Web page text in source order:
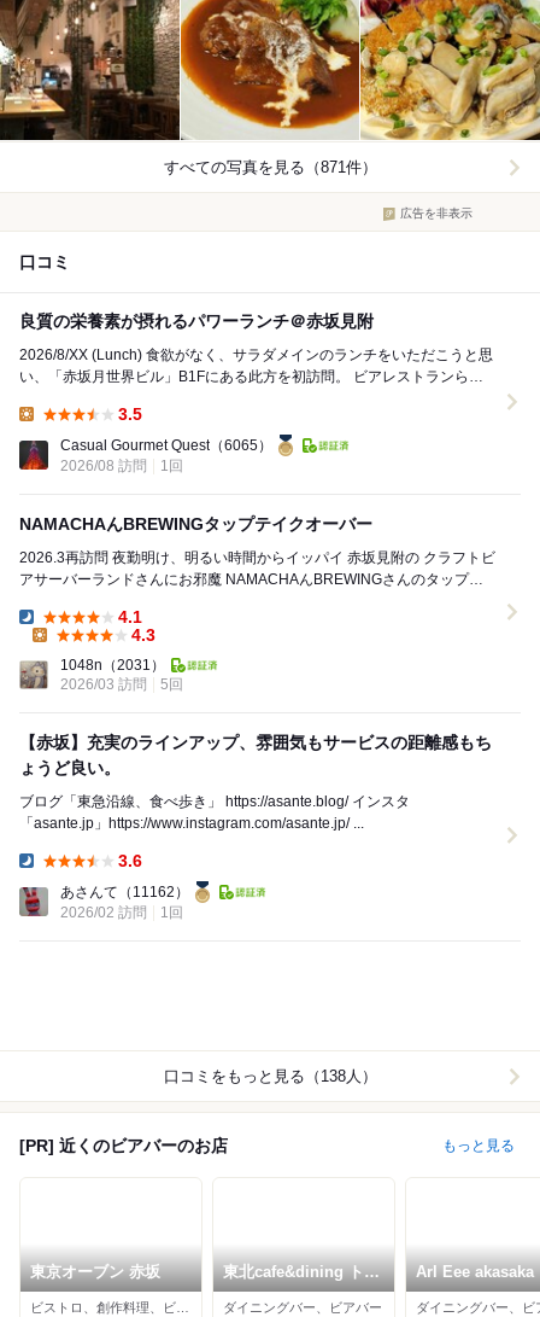
すべての写真を見る（871件）
広告を非表示
口コミ
良質の栄養素が摂れるパワーランチ＠赤坂見附
2026/8/XX (Lunch) 食欲がなく、サラダメインのランチをいただこうと思
い、「赤坂月世界ビル」B1Fにある此方を初訪問。 ビアレストランらし
3.5
Casual Gourmet Quest （6065）
2026/08 訪問
1回
NAMACHAんBREWINGタップテイクオーバー
2026.3再訪問 夜勤明け、明るい時間からイッパイ 赤坂見附の クラフトビ
アサーバーランドさんにお邪魔 NAMACHAんBREWINGさんのタップテ
Dinner:
4.1
4.3
1048n （2031）
2026/03 訪問
5回
【赤坂】充実のラインアップ、雰囲気もサービスの距離感もち
ょうど良い。
ブログ「東急沿線、食べ歩き」 https://asante.blog/ インスタ
「asante.jp」https://www.instagram.com/asante.jp/ ...
3.6
あさんて （11162）
2026/02 訪問
1回
口コミをもっと見る（138人）
[PR] 近くのビアバーのお店 もっと見る
東京オーブン 赤坂
東北cafe&dining トレ
ジオンポート
ダイニングバー、ビアバー
Arl Eee akasaka